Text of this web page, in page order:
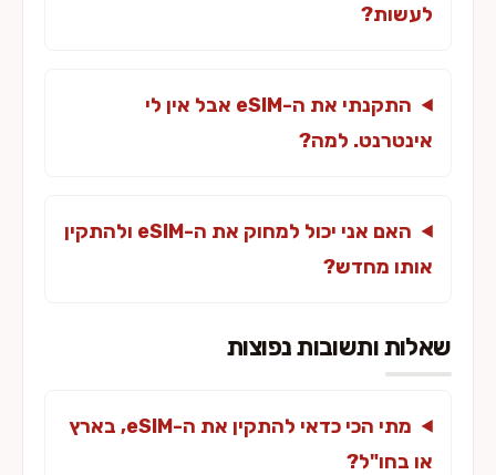
לעשות?
התקנתי את ה-eSIM אבל אין לי
אינטרנט. למה?
האם אני יכול למחוק את ה-eSIM ולהתקין
אותו מחדש?
שאלות ותשובות נפוצות
מתי הכי כדאי להתקין את ה-eSIM, בארץ
או בחו"ל?